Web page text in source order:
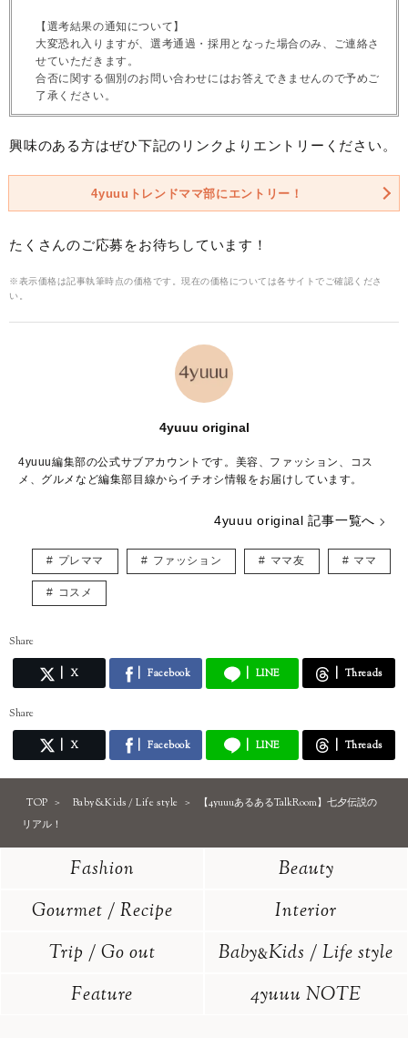
【選考結果の通知について】
大変恐れ入りますが、選考通過・採用となった場合のみ、ご連絡さ
せていただきます。
合否に関する個別のお問い合わせにはお答えできませんので予めご
了承ください。
興味のある方はぜひ下記のリンクよりエントリーください。
4yuuuトレンドママ部にエントリー！
たくさんのご応募をお待ちしています！
※表示価格は記事執筆時点の価格です。現在の価格については各サイトでご確認くださ
い。
4yuuu original
4yuuu編集部の公式サブアカウントです。美容、ファッション、コス
メ、グルメなど編集部目線からイチオシ情報をお届けしています。
4yuuu original 記事一覧へ
プレママ ファッション ママ友 ママ
コスメ
Share
X Facebook LINE Threads
Share
X Facebook LINE Threads
TOP Baby&Kids / Life style
【4yuuuあるあるTalkRoom】七夕伝説の
リアル！
Fashion
Beauty
Gourmet / Recipe
Interior
Trip / Go out
Baby&Kids / Life style
Feature
4yuuu NOTE